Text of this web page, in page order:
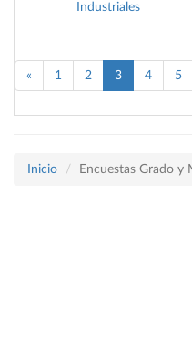
Industriales
« 1 2 3 4 5
Inicio Encuestas Grado